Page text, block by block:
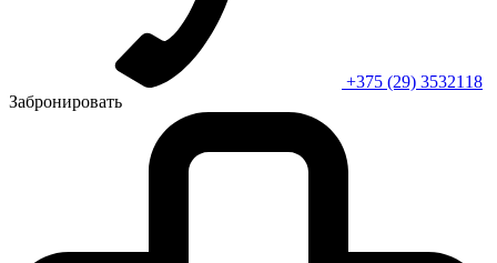
+375 (29) 3532118
Забронировать